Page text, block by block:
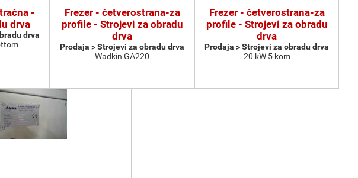
-
drva
drva
Frezer - četverostrana-za
profile - Strojevi za obradu
drva
Prodaja > Strojevi za obradu drva
Wadkin GA220
Frezer - četverostrana-za
profile - Strojevi za obradu
drva
Prodaja > Strojevi za obradu drva
20 kW 5 kom